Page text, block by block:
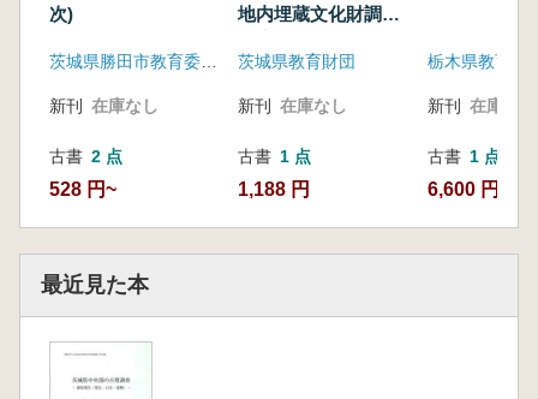
次)
新刊 在庫なし
古書 2 点
528 円~
地内埋蔵文化財調査
茨城県教育財団
新刊 在庫なし
古書 1 点
1,188 円
新刊 在庫なし
古書 1 点
6,600 円
最近見た本